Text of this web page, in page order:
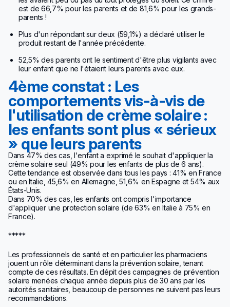
est de 66,7% pour les parents et de 81,6% pour les grands-
parents !
Plus d'un répondant sur deux (59,1%) a déclaré utiliser le
produit restant de l'année précédente.
52,5% des parents ont le sentiment d'être plus vigilants avec
leur enfant que ne l'étaient leurs parents avec eux.
4ème constat : Les
comportements vis-à-vis de
l'utilisation de crème solaire :
les enfants sont plus « sérieux
» que leurs parents
Dans 47% des cas, l'enfant a exprimé le souhait d'appliquer la
crème solaire seul (49% pour les enfants de plus de 6 ans).
Cette tendance est observée dans tous les pays : 41% en France
ou en Italie, 45,6% en Allemagne, 51,6% en Espagne et 54% aux
États-Unis.
Dans 70% des cas, les enfants ont compris l'importance
d'appliquer une protection solaire (de 63% en Italie à 75% en
France).
*****
Les professionnels de santé et en particulier les pharmaciens
jouent un rôle déterminant dans la prévention solaire, tenant
compte de ces résultats. En dépit des campagnes de prévention
solaire menées chaque année depuis plus de 30 ans par les
autorités sanitaires, beaucoup de personnes ne suivent pas leurs
recommandations.